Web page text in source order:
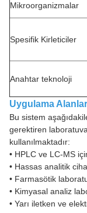
Mikroorganizmalar
Spesifik Kirleticiler
Anahtar teknoloji
Uygulama
Bu sistem
gerektiren
kullanılmaktadır:
• HPLC ve LC-MS
• Hassas analitik
• Farmasötik
• Kimyasal analiz
• Yarı iletken ve